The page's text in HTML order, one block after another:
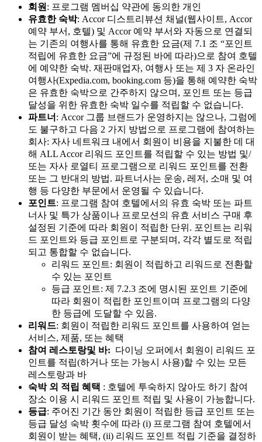
회원 : 프로그램 멤버십 약관에 동의한 개인
유효한 숙박: Accor 디스트리뷰션 채널(웹사이트, Accor
예약 부서, 호텔) 및 Accor 예약 부서와 자동으로 연결되
는 기존의 여행사를 통해 유효한 요금(제 7.1 조 “포인트
적립에 유효한 요금”에 규정된 바에 따라)으로 참여 호텔
에 예약한 숙박. 재판매업자, 여행사 또는 제 3 자 온라인
여행사(Expedia.com, booking.com 등)을 통해 예약한 숙박
은 유효한 숙박으로 간주하지 않으며, 포인트 또는 등급
달성을 위한 유효한 숙박 일수를 적립할 수 없습니다.
파트너 : Accor 그룹 브랜드가 운영하지는 않으나, 그럼에
도 불구하고 다음 2 가지 방법으로 프로그램에 참여하는
회사: 자사 네트워크 내에서 회원이 비용을 지불한 데 대
해 ALL Accor 리워드 포인트를 적립할 수 있는 방법 및/
또는 자사 로열티 프로그램으로 리워드 포인트를 전환
또는 그 반대의 방법. 파트너사는 운송, 레저, 소매 및 여
행 등 다양한 부문에서 운영될 수 있습니다.
포인트: 프로그램 참여 호텔에서의 유효 숙박 또는 파트
너사 및 특가 상품이나 프로모션의 유효 서비스 구매 후
설정된 기준에 따라 회원이 적립한 단위. 포인트는 리워
드 포인트와 등급 포인트로 구분되며, 각각 별도로 적립
되고 통합할 수 없습니다.
리워드 포인트: 회원이 적립하고 리워드로 전환할
수 있는 포인트
등급 포인트: 제 7.2.3 조에 명시된 포인트 기준에
따라 회원이 적립한 포인트이며 프로그램의 다양
한 등급에 도달할 수 있음.
리워드: 회원이 적립한 리워드 포인트를 사용하여 얻는
서비스, 제품, 또는 혜택
참여 레스토랑및 바: 다이닝 오퍼에서 회원이 리워드 포
인트를 적립(하거나 또는 가능시 사용)할 수 있는 모든
레스토랑과 바
숙박 외 적립 혜택 : 호텔에 투숙하지 않아도 하기 참여
장소 이용 시 리워드 포인트 적립 및 사용이 가능합니다.
등급: 주어진 기간 동안 회원이 적립한 등급 포인트 또는
등급 달성 숙박 횟수에 따라 (i) 프로그램 참여 호텔에서
회원이 받는 혜택, (ii) 리워드 포인트 적립 기준을 결정하